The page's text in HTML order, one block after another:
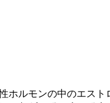
ルモンの中のエス